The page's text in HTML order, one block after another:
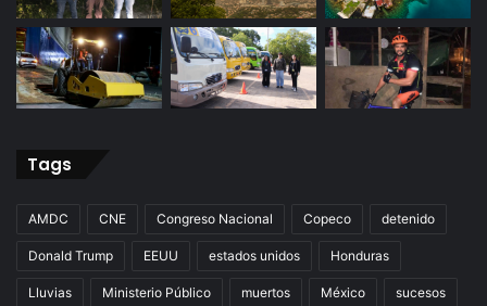
Tags
AMDC CNE Congreso Nacional Copeco detenido
Donald Trump EEUU estados unidos Honduras
Lluvias Ministerio Público muertos México sucesos